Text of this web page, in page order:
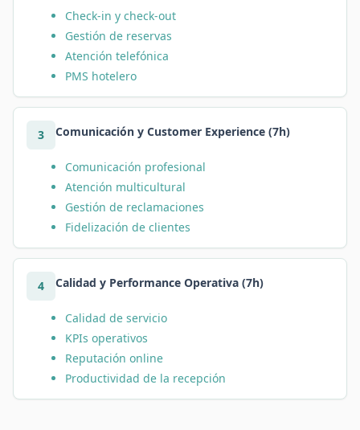
Check-in y check-out
Gestión de reservas
Atención telefónica
PMS hotelero
3 Comunicación y Customer Experience (7h)
Comunicación profesional
Atención multicultural
Gestión de reclamaciones
Fidelización de clientes
4 Calidad y Performance Operativa (7h)
Calidad de servicio
KPIs operativos
Reputación online
Productividad de la recepción